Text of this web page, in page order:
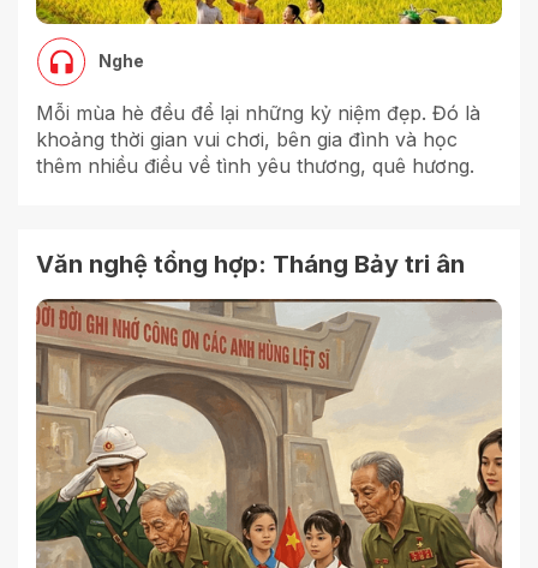
Nghe
Mỗi mùa hè đều để lại những kỷ niệm đẹp. Đó là
khoảng thời gian vui chơi, bên gia đình và học
thêm nhiều điều về tình yêu thương, quê hương.
Văn nghệ tổng hợp: Tháng Bảy tri ân